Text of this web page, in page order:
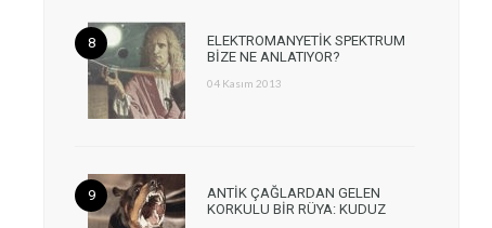
ELEKTROMANYETİK SPEKTRUM
BİZE NE ANLATIYOR?
04 Kasım 2013
ANTİK ÇAĞLARDAN GELEN
KORKULU BİR RÜYA: KUDUZ